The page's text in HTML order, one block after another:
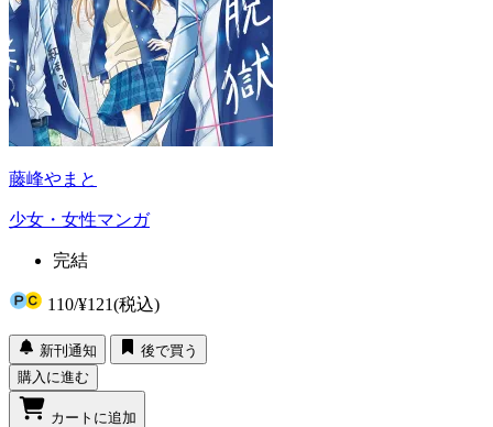
藤峰やまと
少女・女性マンガ
完結
110/¥121(税込)
新刊通知
後で買う
購入に進む
カートに追加